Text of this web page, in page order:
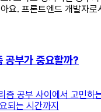
요. 프론트엔드 개발자
공부가 중요할까?
즘 공부 사이에서 고민
되는 시간까지